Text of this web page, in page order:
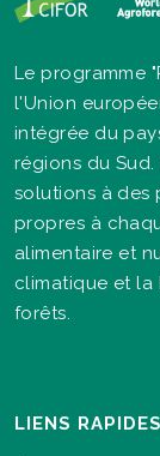
Le programme
l'Union
intégrée du
régions du
solutions à des
propres à
alimentaire et
climatique et la
forêts.
LIENS RAPIDES